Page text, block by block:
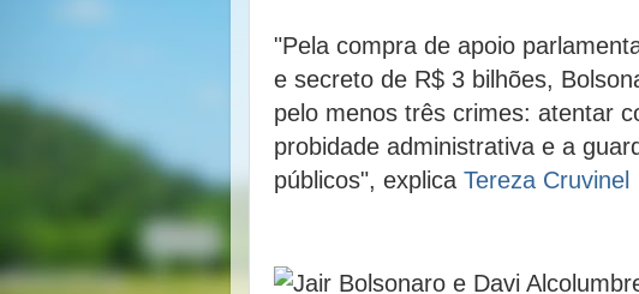
"Pela compra de apoio
e secreto de R$ 3 bilhões,
pelo menos três crimes: atentar
probidade administrativa e a
públicos", explica Tereza Cruvinel